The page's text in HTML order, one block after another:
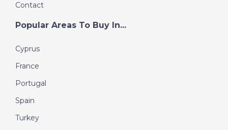
Contact
Popular Areas To Buy In...
Cyprus
France
Portugal
Spain
Turkey